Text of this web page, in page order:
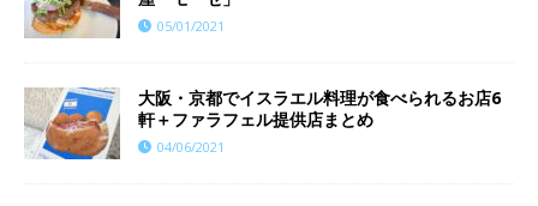
05/01/2021
大阪・京都でイスラエル料理が食べられるお店6
軒＋ファラフェル提供店まとめ
04/06/2021